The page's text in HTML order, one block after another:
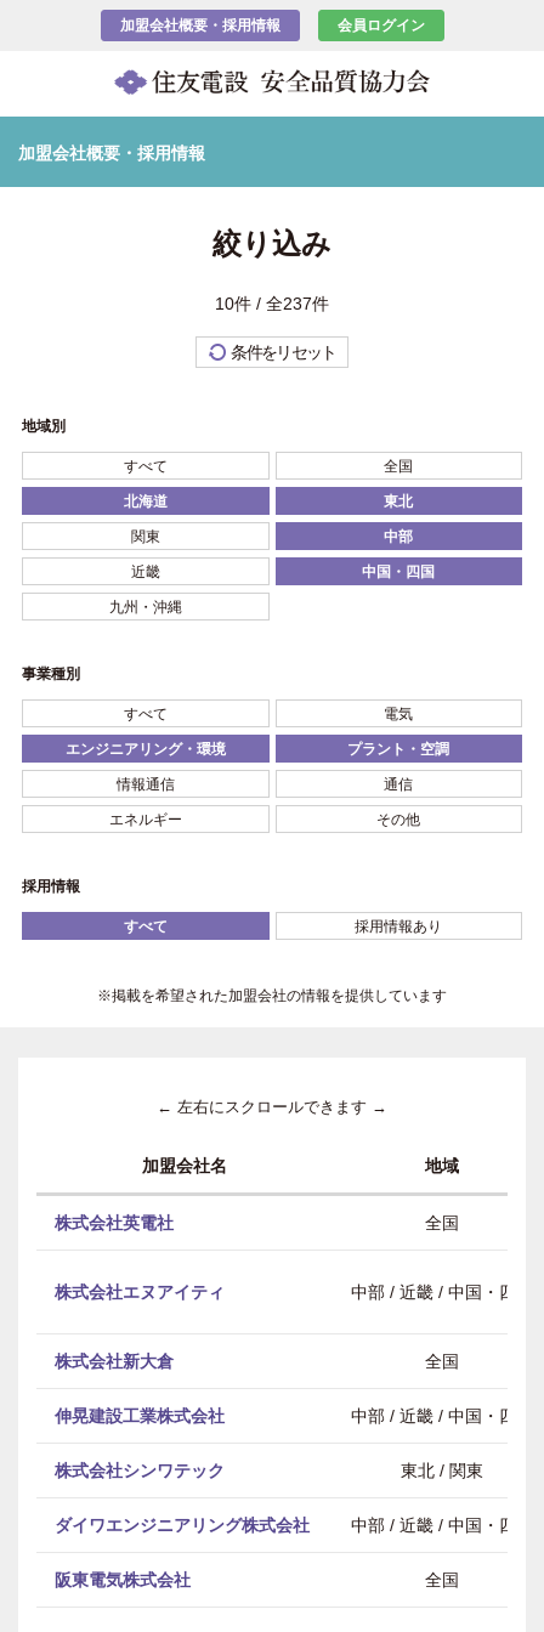
加盟会社概要・採用情報 会員ログイン
加盟会社概要・採用情報
絞り込み
10件 / 全237件
条件をリセット
地域別
すべて 全国
北海道 東北
関東 中部
近畿 中国・四国
九州・沖縄
事業種別
すべて 電気
エンジニアリング・環境 プラント・空調
情報通信 通信
エネルギー その他
採用情報
すべて 採用情報あり
※掲載を希望された加盟会社の情報を提供しています
← 左右にスクロールできます →
加盟会社名 地域
株式会社英電社 全国
株式会社エヌアイティ 中部 / 近畿 / 中国・四国
株式会社新大倉 全国
伸晃建設工業株式会社 中部 / 近畿 / 中国・四国
株式会社シンワテック 東北 / 関東
ダイワエンジニアリング株式会社 中部 / 近畿 / 中国・四国
阪東電気株式会社 全国